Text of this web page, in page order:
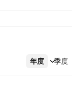
年度 季度
更多